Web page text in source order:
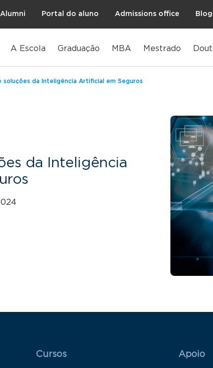
Alumni Portal do aluno Admissions office Blog
A Escola Graduação MBA Mestrado
soluções da Inteligência Artificial em Seguros
da Inteligência
Menu Rodapé 1
Cursos Rodapé 2
Apoio